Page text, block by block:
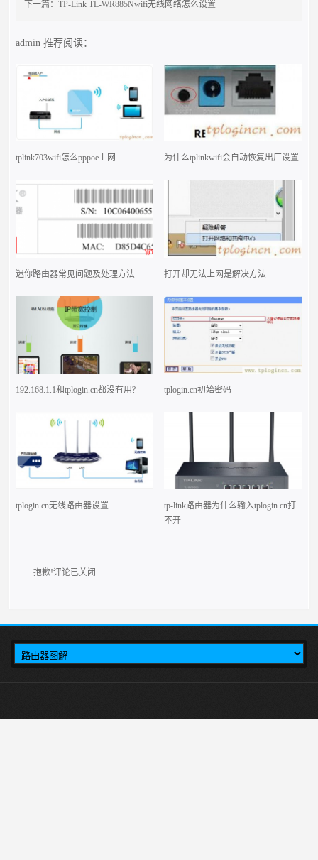
下一篇：TP-Link TL-WR885Nwifi无线网络怎么设置
admin推荐阅读：
tplink703wifi怎么pppoe上网 为什么tplinkwifi会自动恢复出厂设置
迷你路由器常见问题及处理方法 打开却无法上网是解决方法
192.168.1.1和tplogin.cn都没有用? tplogin.cn初始密码
tplogin.cn无线路由器设置
tp-link路由器为什么输入tplogin.cn打
不开
抱歉!评论已关闭.